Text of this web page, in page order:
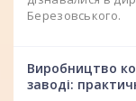
Березовського.
Виробництво
заводі: